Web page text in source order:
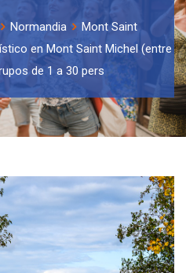
Normandia
Mont Saint
en Mont Saint Michel (entre
de 1 a 30 pers